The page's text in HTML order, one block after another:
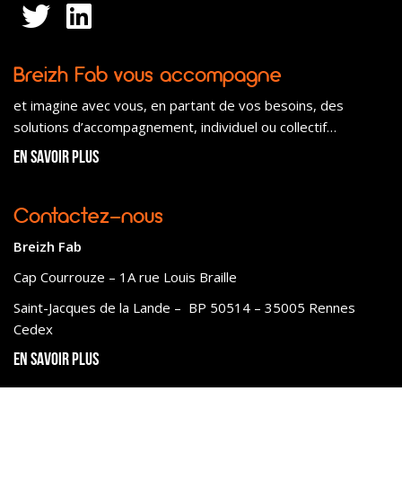
Breizh Fab vous accompagne
et imagine avec vous, en partant de vos besoins, des
solutions d’accompagnement, individuel ou collectif…
En savoir plus
Contactez-nous
Breizh Fab
Cap Courrouze – 1A rue Louis Braille
Saint-Jacques de la Lande – BP 50514 – 35005 Rennes
Cedex
En savoir plus